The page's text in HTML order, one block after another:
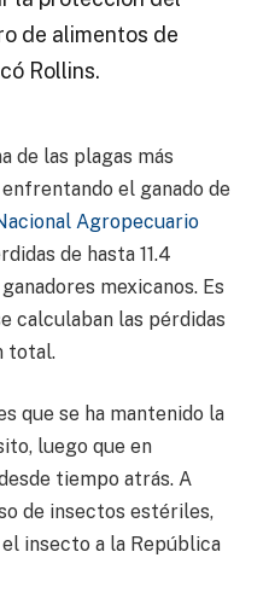
de alimentos de
Rollins.
de las plagas más
el ganado de
Agropecuario
de hasta 11.4
mexicanos. Es
calculaban las pérdidas
total.
que se ha mantenido la
luego que en
tiempo atrás. A
de insectos estériles,
insecto a la República